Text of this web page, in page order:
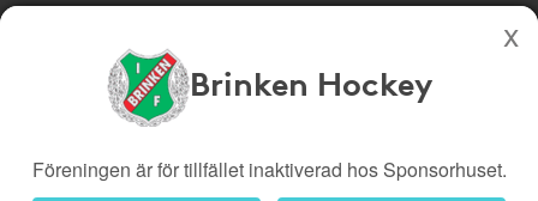
Köp genom denna sida stöttar Brinken Hockey
Presentkort
Kampanjer
Brinken Hockey
Föreningen är för tillfället inaktiverad hos Sponsorhuset.